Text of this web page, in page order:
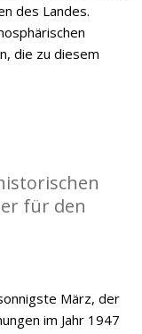
des Landes.
die zu diesem
für den
März, der
im Jahr 1947